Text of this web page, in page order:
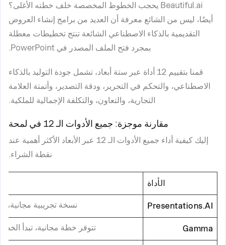
Beautiful.ai يحجب الخطوط المخصصة خلف خطته الأغلى؟
أيضًا، ليس من الشائع معرفة أن العديد من برامج إنشاء العروض
التقديمية بالذكاء الاصطناعي الشائعة تنتج تخطيطات معطلة
بمجرد فتح الملف المصدر في PowerPoint.
قمنا بتقييم 12 أداة عبر ستة أبعاد، تشمل جودة التوليد بالذكاء
الاصطناعي، والتحكم في التحرير، ودقة التصدير، وأتمتة العلامة
التجارية، والتعاون، والتكلفة الإجمالية للملكية.
مقارنة موجزة: جميع الأدوات الـ 12 في لمحة
إليك كيفية أداء جميع الأدوات الـ 12 عبر الأبعاد الأكثر أهمية عند
نقطة الشراء.
الأداة
Presentations.AI نسخة تجريبية مجانية، تبدأ
Gamma تتوفر خطة مجانية، تبدأ الخطط